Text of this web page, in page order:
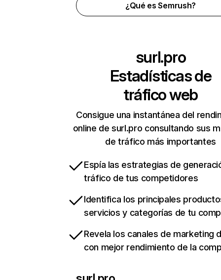
¿Qué es Semrush?
surl.pro
Estadísticas de
tráfico web
Consigue una instantánea del
online de surl.pro consultando sus
de tráfico más importantes
Espía las estrategias de
tráfico de tus competidores
Identifica los principales
servicios y categorías de tu
Revela los canales de marketing
con mejor rendimiento de la